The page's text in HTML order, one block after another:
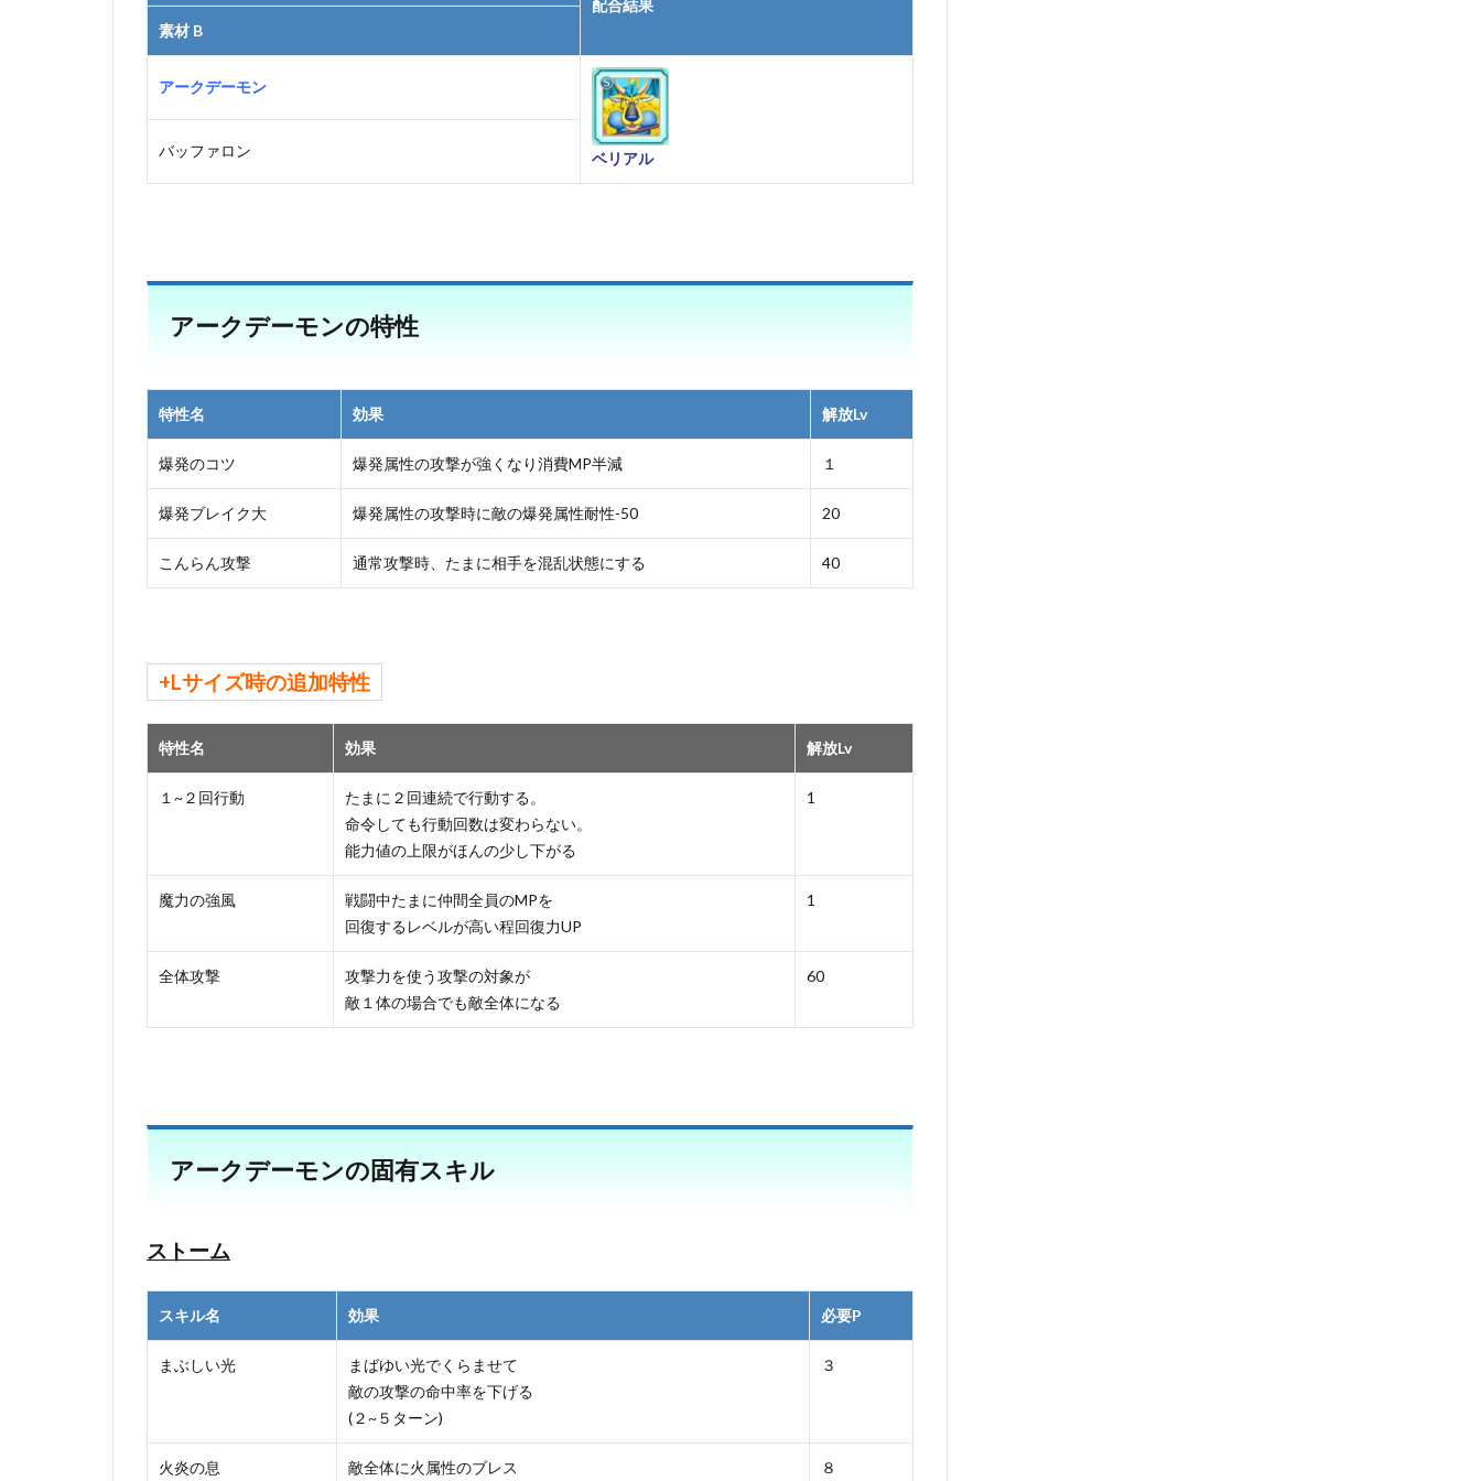
配合結果
素材 B
アークデーモン
ベリアル
バッファロン
アークデーモンの特性
特性名 効果 解放Lv
爆発のコツ 爆発属性の攻撃が強くなり消費MP半減 １
爆発ブレイク大 爆発属性の攻撃時に敵の爆発属性耐性-50 20
こんらん攻撃 通常攻撃時、たまに相手を混乱状態にする 40
+Lサイズ時の追加特性
特性名 効果 解放Lv
１~２回行動
たまに２回連続で行動する。
命令しても行動回数は変わらない。
能力値の上限がほんの少し下がる
1
魔力の強風
戦闘中たまに仲間全員のMPを
回復するレベルが高い程回復力UP
1
全体攻撃
攻撃力を使う攻撃の対象が
敵１体の場合でも敵全体になる
60
アークデーモンの固有スキル
ストーム
スキル名 効果 必要P
まぶしい光
まばゆい光でくらませて
敵の攻撃の命中率を下げる
(２~５ターン)
３
火炎の息 敵全体に火属性のブレス ８